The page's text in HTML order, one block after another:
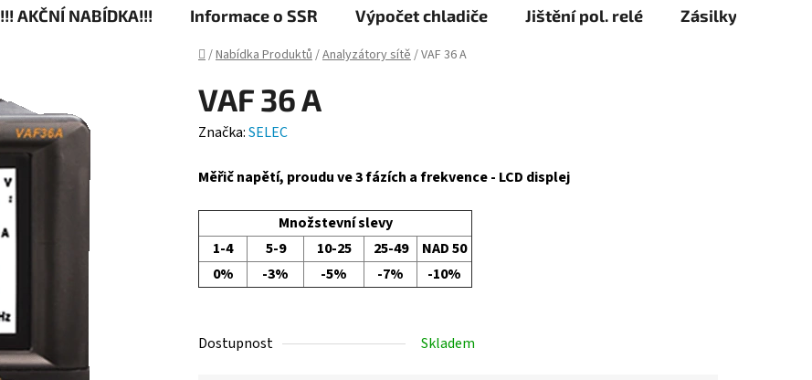
KOŠÍK
!!! AKČNÍ NABÍDKA!!! Informace o SSR Výpočet chladiče Jištění pol. relé Zásilky na
Domů
/Nabídka Produktů/Analyzátory sítě/VAF 36 A
VAF 36 A
Značka:SELEC
Měřič napětí, proudu ve 3 fázích a frekvence - LCD displej
Množstevní slevy
1-4
5-9 10-25 25-49
NAD 50
0%
-3% -5% -7% -10%
Dostupnost Skladem